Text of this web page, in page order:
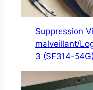
Suppression
malveillant/
3 (SF314-54G)